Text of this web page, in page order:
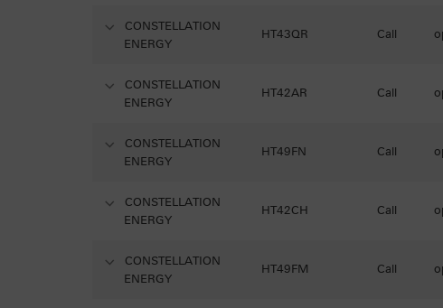
CONSTELLATION
ENERGY
HT43QR Call
CONSTELLATION
ENERGY
HT42AR Call
CONSTELLATION
ENERGY
HT49FN Call
CONSTELLATION
ENERGY
HT42CH Call
CONSTELLATION
ENERGY
HT49FM Call